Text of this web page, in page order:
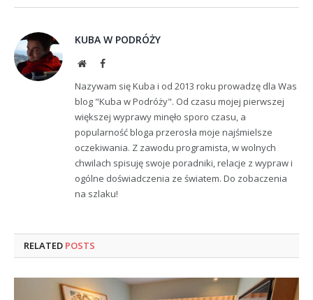
KUBA W PODRÓŻY
WebsiteFacebook
Nazywam się Kuba i od 2013 roku prowadzę dla Was
blog "Kuba w Podróży". Od czasu mojej pierwszej
większej wyprawy minęło sporo czasu, a
popularność bloga przerosła moje najśmielsze
oczekiwania. Z zawodu programista, w wolnych
chwilach spisuję swoje poradniki, relacje z wypraw i
ogólne doświadczenia ze światem. Do zobaczenia
na szlaku!
RELATED POSTS